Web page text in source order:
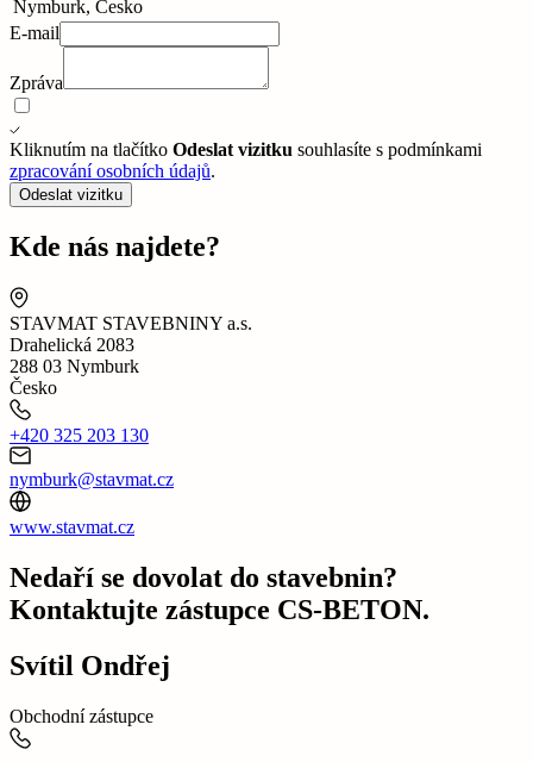
Nymburk, Česko
E-mail
Zpráva
Kliknutím na tlačítko Odeslat vizitku souhlasíte s podmínkami
zpracování osobních údajů.
Odeslat vizitku
Kde nás najdete?
STAVMAT STAVEBNINY a.s.
Drahelická 2083
288 03 Nymburk
Česko
+420 325 203 130
nymburk@stavmat.cz
www.stavmat.cz
Nedaří se dovolat do stavebnin?
Kontaktujte zástupce CS-BETON.
Svítil Ondřej
Obchodní zástupce